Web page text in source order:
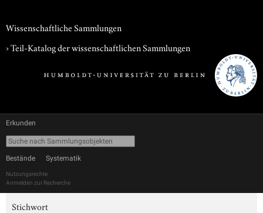
Wissenschaftliche Sammlungen
› Teil-Katalog der wissenschaftlichen Sammlungen
Erkunden
Bestände Systematik
Nutzungsrechte
Anmelden zur Recherche
Stichwort